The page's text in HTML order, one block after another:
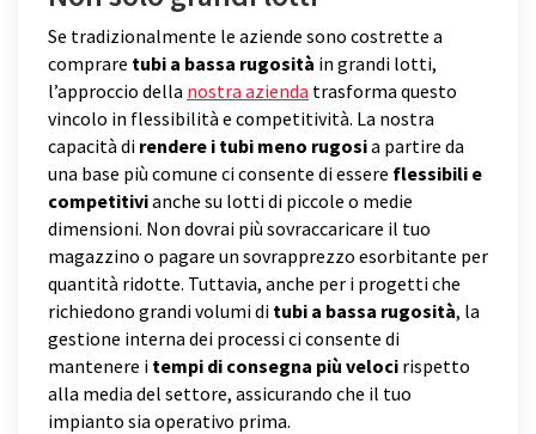
Se tradizionalmente le aziende sono costrette a
comprare tubi a bassa rugosità in grandi lotti,
l’approccio della nostra azienda trasforma questo
vincolo in flessibilità e competitività. La nostra
capacità di rendere i tubi meno rugosia partire da
una base più comune ci consente di essere flessibili e
competitivianche su lotti di piccole o medie
dimensioni. Non dovrai più sovraccaricare il tuo
magazzino o pagare un sovrapprezzo esorbitante per
quantità ridotte. Tuttavia, anche per i progetti che
richiedono grandi volumi di tubi a bassa rugosità, la
gestione interna dei processi ci consente di
mantenere i tempi di consegna più veloci rispetto
alla media del settore, assicurando che il tuo
impianto sia operativo prima.